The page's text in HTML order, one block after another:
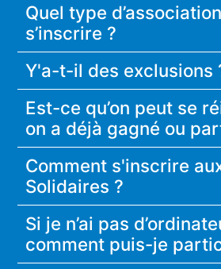
Quel type
s’inscrire ?
Y'a-t-il des exclusions
Est-ce qu’on peut se
on a déjà gagné ou
Comment s'inscrire
Solidaires ?
Si je n’ai pas
comment puis-je